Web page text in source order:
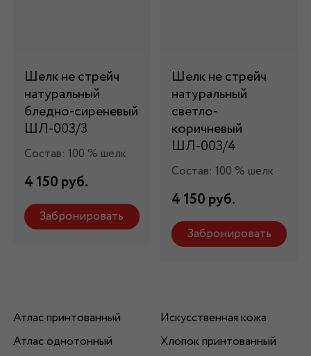
Шелк не стрейч
натуральный
бледно-сиреневый
ШЛ-003/3
Состав: 100 % шелк
4 150 руб.
Забронировать
Шелк не стрейч
натуральный
светло-
коричневый
ШЛ-003/4
Состав: 100 % шелк
4 150 руб.
Забронировать
Атлас принтованный
Атлас однотонный
Искусственная кожа
Хлопок принтованный